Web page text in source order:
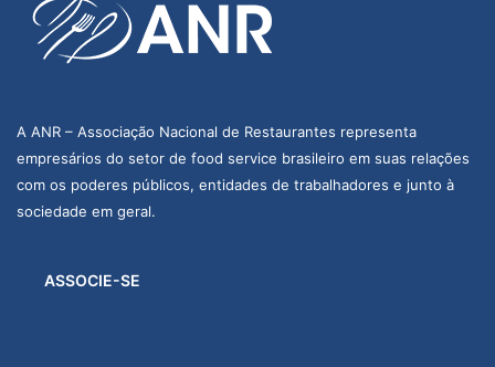
A ANR – Associação Nacional de Restaurantes representa
empresários do setor de food service brasileiro em suas relações
com os poderes públicos, entidades de trabalhadores e junto à
sociedade em geral.
ASSOCIE-SE